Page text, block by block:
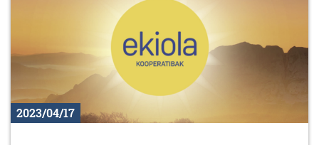
2023/04/17